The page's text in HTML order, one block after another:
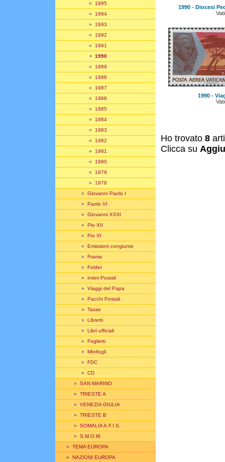
» 1995
» 1994
» 1993
» 1992
» 1991
• 1990
» 1989
» 1988
» 1987
» 1986
» 1985
» 1984
» 1983
» 1982
» 1981
» 1980
» 1979
» 1978
» Giovanni Paolo I
» Paolo VI
» Giovanni XXIII
» Pio XII
» Pio XI
» Emissioni congiunte
» Frama
» Folder
» Interi Postali
» Viaggi del Papa
» Pacchi Postali
» Tasse
» Libretti
» Libri ufficiali
» Foglietti
» Minifogli
» FDC
» CD
» SAN MARINO
» TRIESTE A
» VENEZIA GIULIA
» TRIESTE B
» SOMALIA A.F.I.S.
» S.M.O.M.
» TEMA EUROPA
» NAZIONI EUROPA
1990 - Diocesi
1990 -
Ho trovato 8
Clicca su